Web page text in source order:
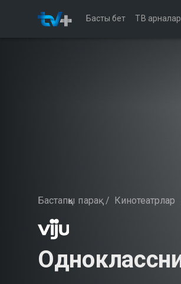
Басты бет ТВ арналар
Бастапқы парақ / Кинотеатрлар